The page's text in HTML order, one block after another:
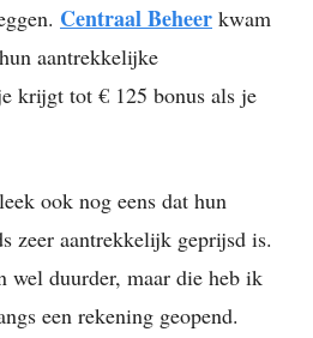
Centraal Beheer kwam
aantrekkelijke
krijgt tot € 125 bonus als je
ook nog eens dat hun
zeer aantrekkelijk geprijsd is.
wel duurder, maar die heb ik
een rekening geopend.